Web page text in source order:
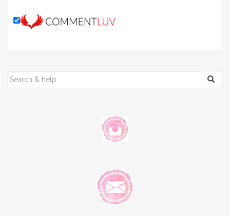
SEARCH
FOR: